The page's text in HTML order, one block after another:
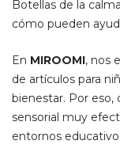
Botellas de la
cómo pueden
En MIROOMI, nos
de artículos para
bienestar. Por eso,
sensorial muy
entornos